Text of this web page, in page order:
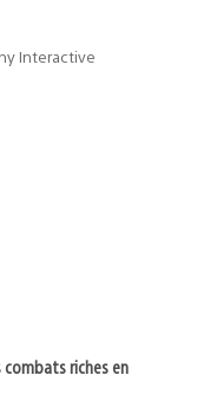
Interactive
riches en